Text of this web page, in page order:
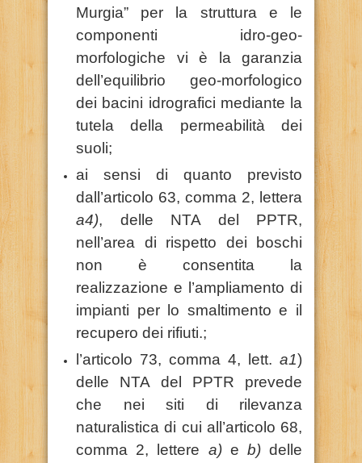
Murgia” per la struttura e le
componenti idro-geo-
morfologiche vi è la garanzia
dell’equilibrio geo-morfologico
dei bacini idrografici mediante la
tutela della permeabilità dei
suoli;
ai sensi di quanto previsto
dall’articolo 63, comma 2, lettera
a4), delle NTA del PPTR,
nell’area di rispetto dei boschi
non è consentita la
realizzazione e l’ampliamento di
impianti per lo smaltimento e il
recupero dei rifiuti.;
l’articolo 73, comma 4, lett. a1)
delle NTA del PPTR prevede
che nei siti di rilevanza
naturalistica di cui all’articolo 68,
comma 2, lettere a)e b)delle